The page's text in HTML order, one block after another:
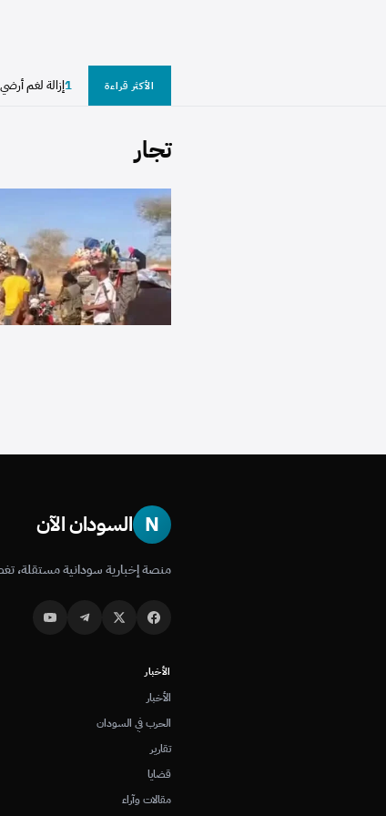
الأكثر قراءة 1
تجار
N السودان الآن
منصة إخبارية سودانية مستقلة،
الأخبار
الأخبار
الحرب في السودان
تقارير
قضايا
مقالات وآراء